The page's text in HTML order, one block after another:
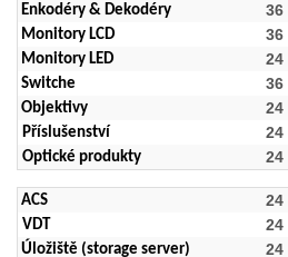
Enkodéry & Dekodéry 36
Monitory LCD 36
Monitory LED 24
Switche 36
Objektivy 24
Příslušenství 24
Optické produkty 24
ACS 24
VDT 24
Úložiště (storage server) 24